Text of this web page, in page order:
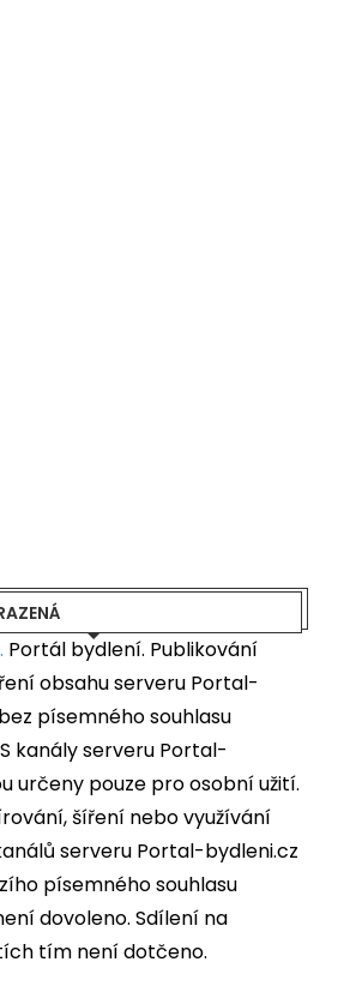
Portál bydlení. Publikování
obsahu serveru Portal-
písemného souhlasu
kanály serveru Portal-
určeny pouze pro osobní užití.
šíření nebo využívání
serveru Portal-bydleni.cz
písemného souhlasu
dovoleno. Sdílení na
tím není dotčeno.